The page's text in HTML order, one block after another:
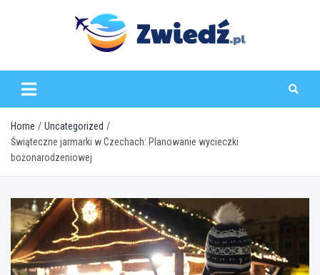
zwiedz.pl
Home
Uncategorized
Świąteczne jarmarki w Czechach: Planowanie wycieczki
bożonarodzeniowej